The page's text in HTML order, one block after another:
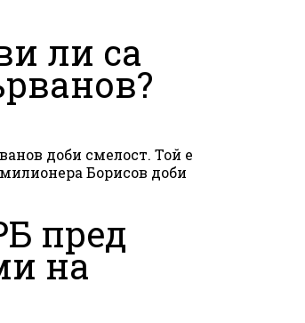
ли са
доби смелост. Той е
Борисов доби
пред
на